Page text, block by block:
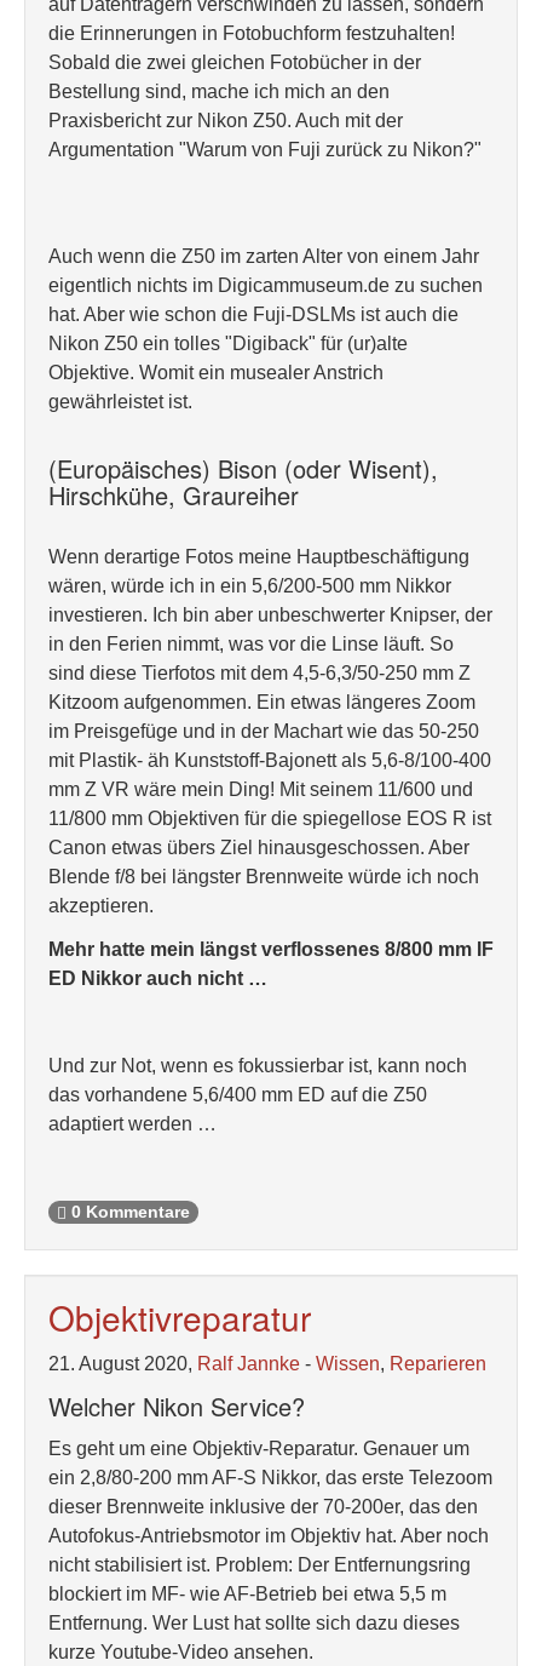
auf Datenträgern verschwinden zu lassen, sondern
die Erinnerungen in Fotobuchform festzuhalten!
Sobald die zwei gleichen Fotobücher in der
Bestellung sind, mache ich mich an den
Praxisbericht zur Nikon Z50. Auch mit der
Argumentation "Warum von Fuji zurück zu Nikon?"
Auch wenn die Z50 im zarten Alter von einem Jahr
eigentlich nichts im Digicammuseum.de zu suchen
hat. Aber wie schon die Fuji-DSLMs ist auch die
Nikon Z50 ein tolles "Digiback" für (ur)alte
Objektive. Womit ein musealer Anstrich
gewährleistet ist.
(Europäisches) Bison (oder Wisent),
Hirschkühe, Graureiher
Wenn derartige Fotos meine Hauptbeschäftigung
wären, würde ich in ein 5,6/200-500 mm Nikkor
investieren. Ich bin aber unbeschwerter Knipser, der
in den Ferien nimmt, was vor die Linse läuft. So
sind diese Tierfotos mit dem 4,5-6,3/50-250 mm Z
Kitzoom aufgenommen. Ein etwas längeres Zoom
im Preisgefüge und in der Machart wie das 50-250
mit Plastik- äh Kunststoff-Bajonett als 5,6-8/100-400
mm Z VR wäre mein Ding! Mit seinem 11/600 und
11/800 mm Objektiven für die spiegellose EOS R ist
Canon etwas übers Ziel hinausgeschossen. Aber
Blende f/8 bei längster Brennweite würde ich noch
akzeptieren.
Mehr hatte mein längst verflossenes 8/800 mm IF
ED Nikkor auch nicht …
Und zur Not, wenn es fokussierbar ist, kann noch
das vorhandene 5,6/400 mm ED auf die Z50
adaptiert werden …
0 Kommentare
Objektivreparatur
21. August 2020, Ralf Jannke - Wissen, Reparieren
Welcher Nikon Service?
Es geht um eine Objektiv-Reparatur. Genauer um
ein 2,8/80-200 mm AF-S Nikkor, das erste Telezoom
dieser Brennweite inklusive der 70-200er, das den
Autofokus-Antriebsmotor im Objektiv hat. Aber noch
nicht stabilisiert ist. Problem: Der Entfernungsring
blockiert im MF- wie AF-Betrieb bei etwa 5,5 m
Entfernung. Wer Lust hat sollte sich dazu dieses
kurze Youtube-Video ansehen.